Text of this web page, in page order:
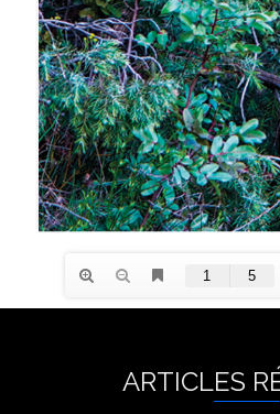
ARTICLES